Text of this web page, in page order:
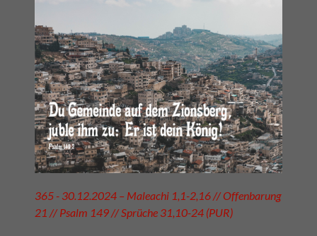
365 - 30.12.2024 – Maleachi 1,1-2,16 // Offenbarung
21 // Psalm 149 // Sprüche 31,10-24 (PUR)